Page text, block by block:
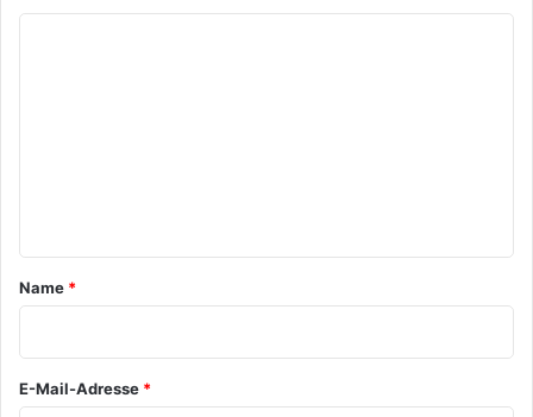
a
*
Name *
E-Mail-Adresse *